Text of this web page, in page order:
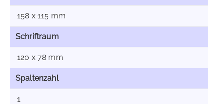
158 x 115 mm
Schriftraum
120 x 78 mm
Spaltenzahl
1